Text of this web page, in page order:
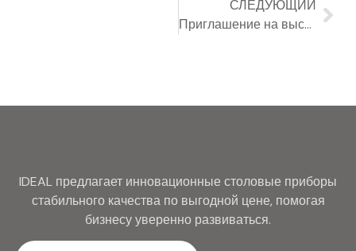
СЛЕДУЮЩИЙ
Приглашение на выставку 2025 Brazil Home Show
IDEAL предлагает инновационные столовые приборы
стабильного качества по выгодной цене, помогая
бизнесу уверенно развиваться.